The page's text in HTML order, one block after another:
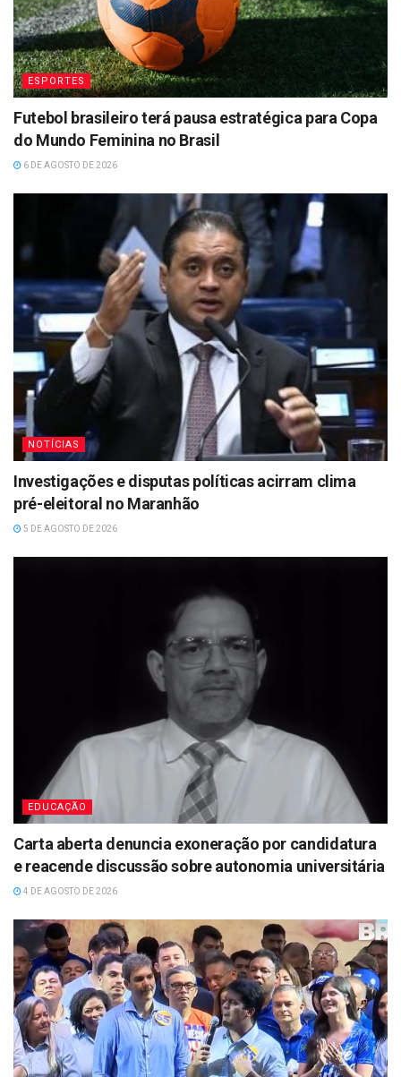
ESPORTES
Futebol brasileiro terá pausa estratégica para Copa
do Mundo Feminina no Brasil
6 DE AGOSTO DE 2026
NOTÍCIAS
Investigações e disputas políticas acirram clima
pré-eleitoral no Maranhão
5 DE AGOSTO DE 2026
EDUCAÇÃO
Carta aberta denuncia exoneração por candidatura
e reacende discussão sobre autonomia universitária
4 DE AGOSTO DE 2026